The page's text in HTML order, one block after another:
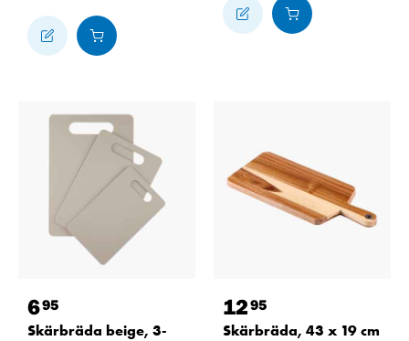
695
Skärbräda beige, 3-
1295
Skärbräda, 43 x 19 cm